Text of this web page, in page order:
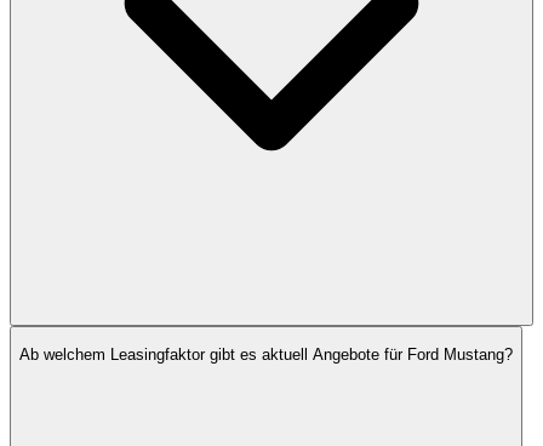
Ab welchem Leasingfaktor gibt es aktuell Angebote für Ford Mustang?